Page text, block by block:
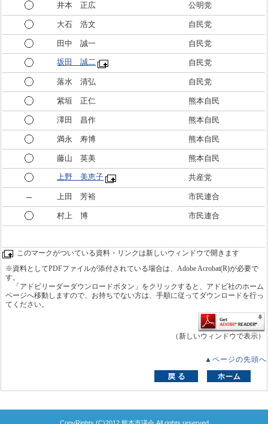
井本 正広 公明党
大石 浩文 自民党
田中 誠一 自民党
坂田 誠二 自民党
落水 清弘 自民党
紫垣 正仁 熊本自民
澤田 昌作 熊本自民
満永 寿博 熊本自民
藤山 英美 熊本自民
上野 美恵子 共産党
上田 芳裕 市民連合
村上 博 市民連合
このマークがついている資料・リンクは新しいウィンドウで開きます
※資料としてPDFファイルが添付されている場合は、Adobe Acrobat(R)が必要で
す。
「アドビリーダーダウンロードボタン」をクリックすると、アドビ社のホーム
ページへ移動しますので、お持ちでない方は、手順に従ってダウンロードを行っ
てください。
（新しいウィンドウで表示）
▲ページの先頭へ